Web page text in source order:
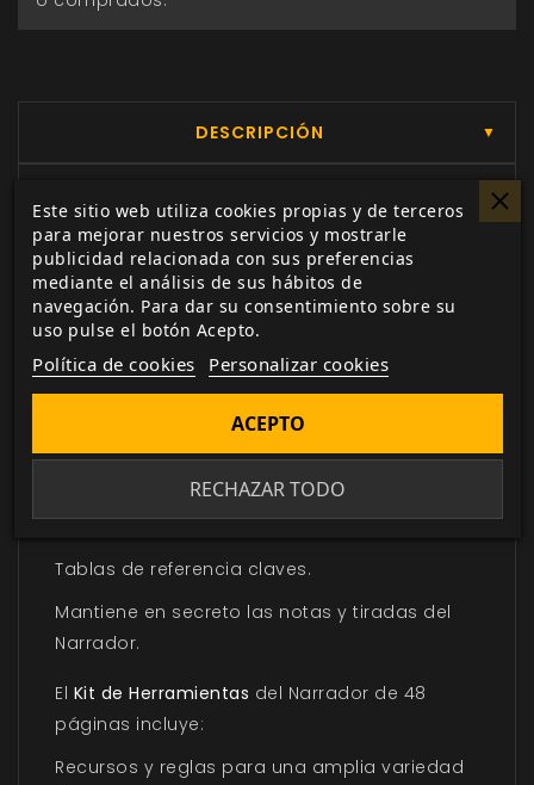
DESCRIPCIÓN ▼
¡Siente la Rabia!
¡Realza tus partidas de Hombre Lobo: El
Apocalipsiscon laPantalla y el Kit de
Herramientas del Narrador! Su gran cantidad
de recursos te ayudará a dirigir la mejor
partida posible deHombre Lobo,
LaPantalla del Narradorde cuatro paneles
Nuevo arte original.
Tablas de referencia claves.
Mantiene en secreto las notas y tiradas del
Narrador.
El Kit de Herramientas del Narrador de 48
páginas incluye:
Recursos y reglas para una amplia variedad
Este sitio web utiliza cookies propias y de terceros
para mejorar nuestros servicios y mostrarle
publicidad relacionada con sus preferencias
mediante el análisis de sus hábitos de
navegación. Para dar su consentimiento sobre su
uso pulse el botón Acepto.
Política de cookies Personalizar cookies
RECHAZAR TODO
ACEPTO